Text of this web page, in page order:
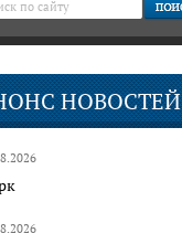
НОВОСТЕЙ